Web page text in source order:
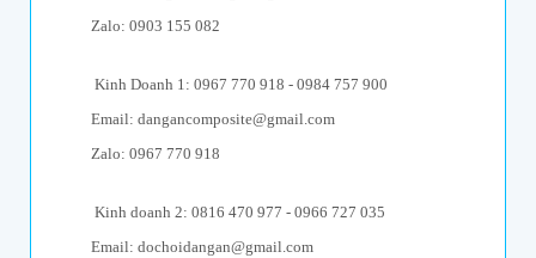
Zalo: 0903 155 082
Kinh Doanh 1: 0967 770 918 - 0984 757 900
Email: dangancomposite@gmail.com
Zalo: 0967 770 918
Kinh doanh 2: 0816 470 977 - 0966 727 035
Email: dochoidangan@gmail.com